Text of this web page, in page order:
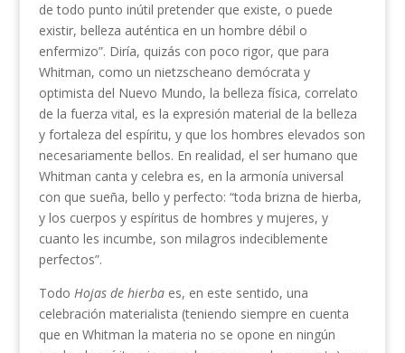
de todo punto inútil pretender que existe, o puede
existir, belleza auténtica en un hombre débil o
enfermizo”. Diría, quizás con poco rigor, que para
Whitman, como un nietzscheano demócrata y
optimista del Nuevo Mundo, la belleza física, correlato
de la fuerza vital, es la expresión material de la belleza
y fortaleza del espíritu, y que los hombres elevados son
necesariamente bellos. En realidad, el ser humano que
Whitman canta y celebra es, en la armonía universal
con que sueña, bello y perfecto: “toda brizna de hierba,
y los cuerpos y espíritus de hombres y mujeres, y
cuanto les incumbe, son milagros indeciblemente
perfectos”.
Todo Hojas de hierbaes, en este sentido, una
celebración materialista (teniendo siempre en cuenta
que en Whitman la materia no se opone en ningún